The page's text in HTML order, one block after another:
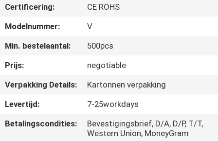
FABRIEKSTOCHT
KWALITEITSCONTROLE
NEEM
CONTACT
MET
Certificering:
CE ROHS
Modelnummer:
V
Min. bestelaantal:
500pcs
Prijs:
negotiable
Verpakking Details:
Kartonnen verpakking
Levertijd:
7-25workdays
Betalingscondities:
Bevestigingsbrief, D/A, D/P, T/T,
Western Union, MoneyGram